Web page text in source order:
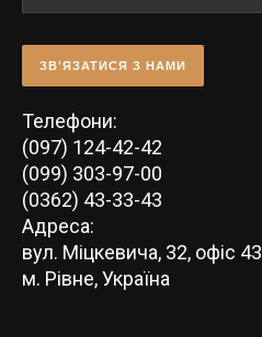
ЗВ'ЯЗАТИСЯ З НАМИ
Телефони:
(097) 124-42-42
(099) 303-97-00
(0362) 43-33-43
Адреса:
вул. Міцкевича, 32, офіс 43
м. Рівне, Україна